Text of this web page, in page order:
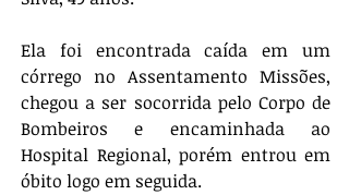
Ela foi encontrada caída em um
córrego no Assentamento Missões,
chegou a ser socorrida pelo Corpo de
Bombeiros e encaminhada ao
Hospital Regional, porém entrou em
óbito logo em seguida.